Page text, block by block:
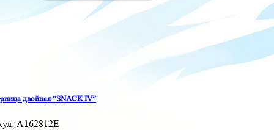
двойная “SNACK IV”
A162812E